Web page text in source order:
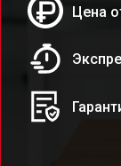
Цена